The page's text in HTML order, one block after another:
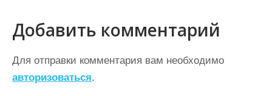
г
а
ц
и
Добавить комментарий
Для отправки комментария вам необходимо
авторизоваться.